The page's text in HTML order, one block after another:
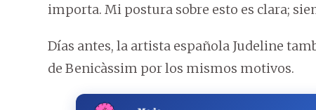
importa. Mi postura sobre esto es clara;
Días antes, la artista española Judeline
de Benicàssim por los mismos motivos.